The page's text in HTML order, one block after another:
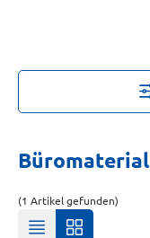
Büromaterial
(1 Artikel gefunden)